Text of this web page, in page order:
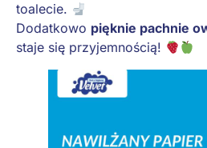
toalecie.
Dodatkowo pięknie pachnie
staje się przyjemnością!